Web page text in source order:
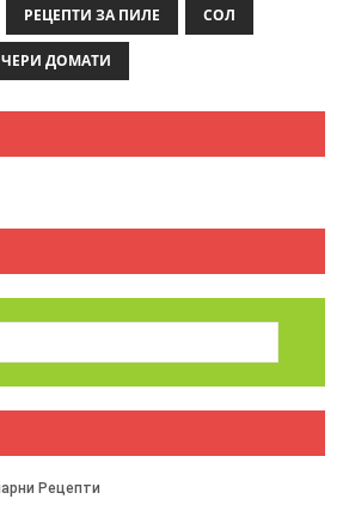
РЕЦЕПТИ ЗА ПИЛЕ СОЛ
ЧЕРИ ДОМАТИ